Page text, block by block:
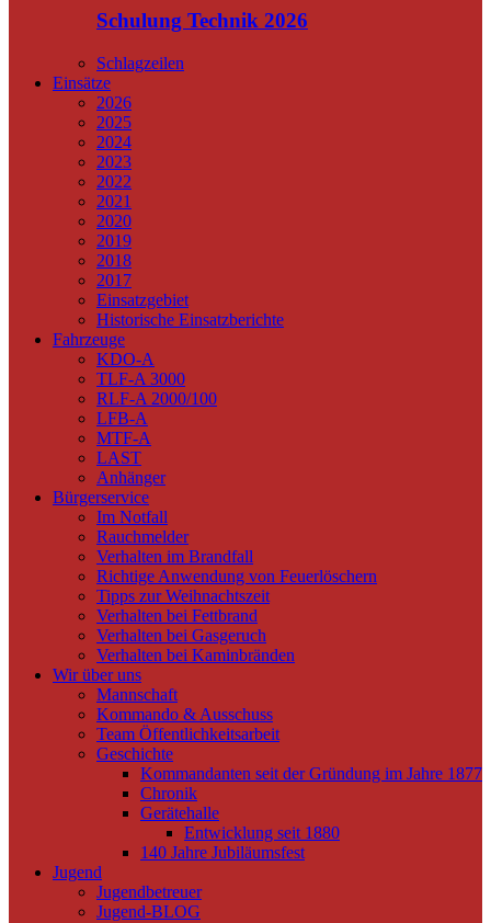
Schulung Technik 2026
Schlagzeilen
Einsätze
2026
2025
2024
2023
2022
2021
2020
2019
2018
2017
Einsatzgebiet
Historische Einsatzberichte
Fahrzeuge
KDO-A
TLF-A 3000
RLF-A 2000/100
LFB-A
MTF-A
LAST
Anhänger
Bürgerservice
Im Notfall
Rauchmelder
Verhalten im Brandfall
Richtige Anwendung von Feuerlöschern
Tipps zur Weihnachtszeit
Verhalten bei Fettbrand
Verhalten bei Gasgeruch
Verhalten bei Kaminbränden
Wir über uns
Mannschaft
Kommando & Ausschuss
Team Öffentlichkeitsarbeit
Geschichte
Kommandanten seit der Gründung im Jahre 1877
Chronik
Gerätehalle
Entwicklung seit 1880
140 Jahre Jubiläumsfest
Jugend
Jugendbetreuer
Jugend-BLOG